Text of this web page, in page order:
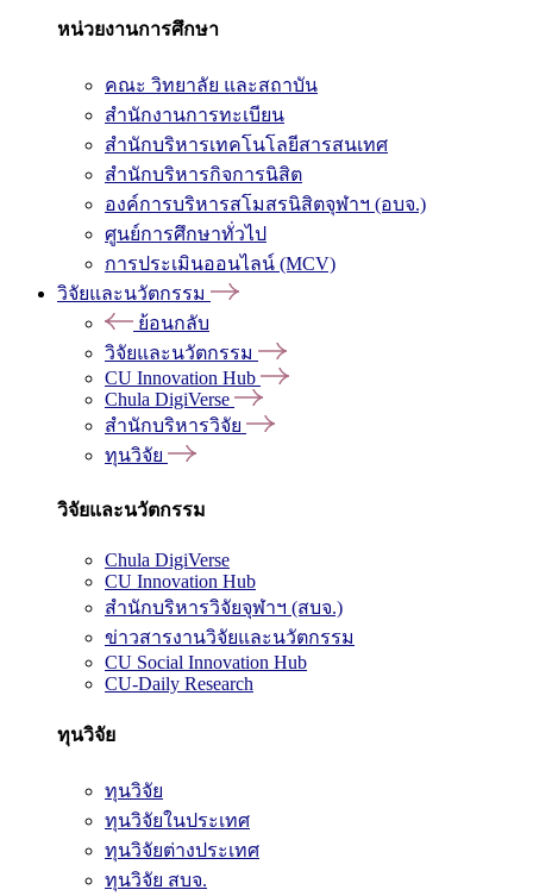
หน่วยงานการศึกษา
คณะ วิทยาลัย และสถาบัน
สำนักงานการทะเบียน
สำนักบริหารเทคโนโลยีสารสนเทศ
สำนักบริหารกิจการนิสิต
องค์การบริหารสโมสรนิสิตจุฬาฯ (อบจ.)
ศูนย์การศึกษาทั่วไป
การประเมินออนไลน์ (MCV)
วิจัยและนวัตกรรม
ย้อนกลับ
วิจัยและนวัตกรรม
CU Innovation Hub
Chula DigiVerse
สำนักบริหารวิจัย
ทุนวิจัย
วิจัยและนวัตกรรม
Chula DigiVerse
CU Innovation Hub
สำนักบริหารวิจัยจุฬาฯ (สบจ.)
ข่าวสารงานวิจัยและนวัตกรรม
CU Social Innovation Hub
CU-Daily Research
ทุนวิจัย
ทุนวิจัย
ทุนวิจัยในประเทศ
ทุนวิจัยต่างประเทศ
ทุนวิจัย สบจ.